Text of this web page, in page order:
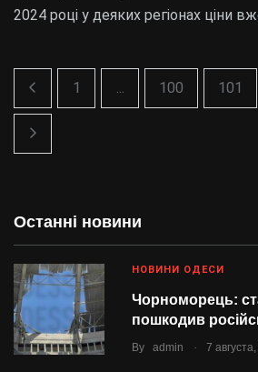
2024 році у деяких регіонах ціни
1 100 101
Останні новини
НОВИНИ ОДЕСИ
Чорноморець:
пошкодив
By admin 7